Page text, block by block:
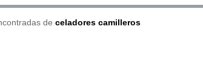
de celadores camilleros